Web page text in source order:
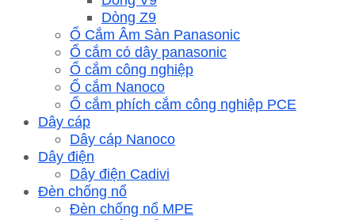
Dòng Z9
Ổ Cắm Âm Sàn Panasonic
Ổ cắm có dây panasonic
Ổ cắm công nghiệp
Ổ cắm Nanoco
Ổ cắm phích cắm công nghiệp PCE
Dây cáp
Dây cáp Nanoco
Dây điện
Dây điện Cadivi
Đèn chống nổ
Đèn chống nổ MPE